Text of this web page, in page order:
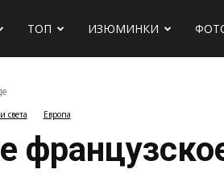
ТОП ИЗЮМИНКИ
света Европа